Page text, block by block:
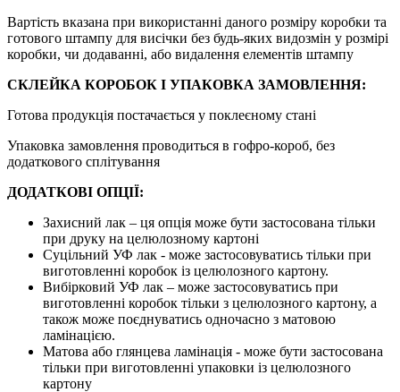
Вартість вказана при використанні даного розміру коробки та
готового штампу для висічки без будь-яких видозмін у розмірі
коробки, чи додаванні, або видалення елементів штампу
СКЛЕЙКА КОРОБОК І УПАКОВКА ЗАМОВЛЕННЯ:
Готова продукція постачається у поклеєному стані
Упаковка замовлення проводиться в гофро-короб, без
додаткового сплітування
ДОДАТКОВІ ОПЦІЇ:
Захисний лак – ця опція може бути застосована тільки
при друку на целюлозному картоні
Суцільний УФ лак - може застосовуватись тільки при
виготовленні коробок із целюлозного картону.
Вибірковий УФ лак – може застосовуватись при
виготовленні коробок тільки з целюлозного картону, а
також може поєднуватись одночасно з матовою
ламінацією.
Матова або глянцева ламінація - може бути застосована
тільки при виготовленні упаковки із целюлозного
картону